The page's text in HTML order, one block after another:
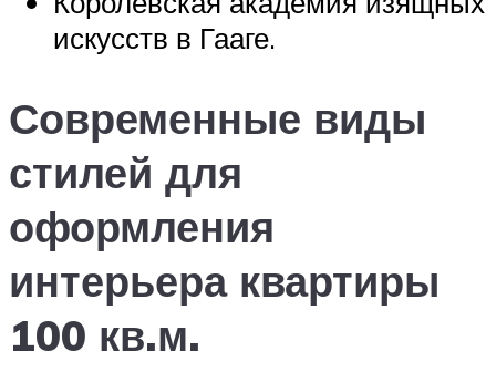
искусств в Гааге.
Современные виды
стилей для
оформления
интерьера квартиры
100 кв.м.